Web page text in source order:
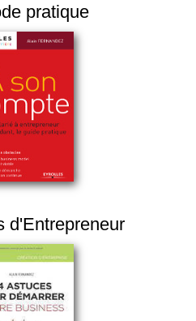
pratique
d'Entrepreneur